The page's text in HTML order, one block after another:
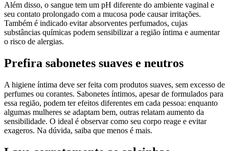
Além disso, o sangue tem um pH diferente do ambiente vaginal e
seu contato prolongado com a mucosa pode causar irritações.
Também é indicado evitar absorventes perfumados, cujas
substâncias químicas podem sensibilizar a região íntima e aumentar
o risco de alergias.
Prefira sabonetes suaves e neutros
A higiene íntima deve ser feita com produtos suaves, sem excesso de
perfumes ou corantes. Sabonetes íntimos, apesar de formulados para
essa região, podem ter efeitos diferentes em cada pessoa: enquanto
algumas mulheres se adaptam bem, outras relatam aumento da
sensibilidade. O ideal é observar como seu corpo reage e evitar
exageros. Na dúvida, saiba que menos é mais.